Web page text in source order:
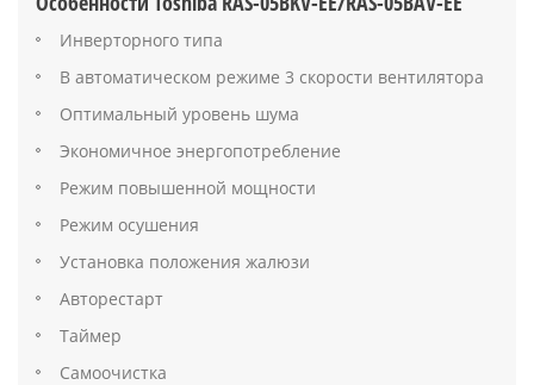
Инверторного типа
В автоматическом режиме 3 скорости вентилятора
Оптимальный уровень шума
Экономичное энергопотребление
Режим повышенной мощности
Режим осушения
Установка положения жалюзи
Авторестарт
Таймер
Самоочистка